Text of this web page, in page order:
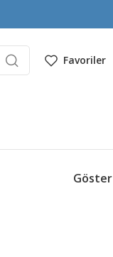
Favoriler
Göster